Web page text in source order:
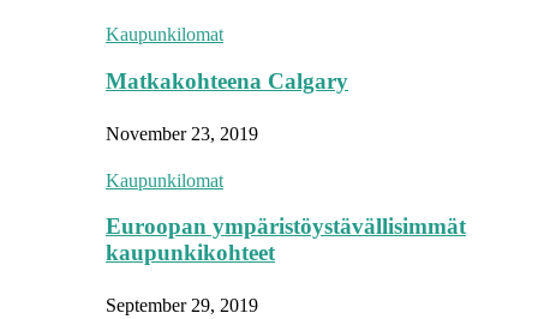
Kaupunkilomat
Matkakohteena Calgary
November 23, 2019
Kaupunkilomat
Euroopan ympäristöystävällisimmät
kaupunkikohteet
September 29, 2019